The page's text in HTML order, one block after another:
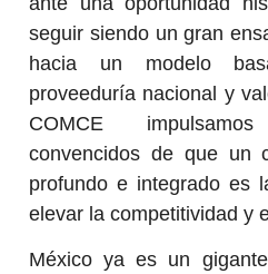
seguir siendo un gran
hacia un modelo
proveeduría nacional y
COMCE
convencidos de que un
profundo e integrado es
elevar la competitividad y
México ya es un